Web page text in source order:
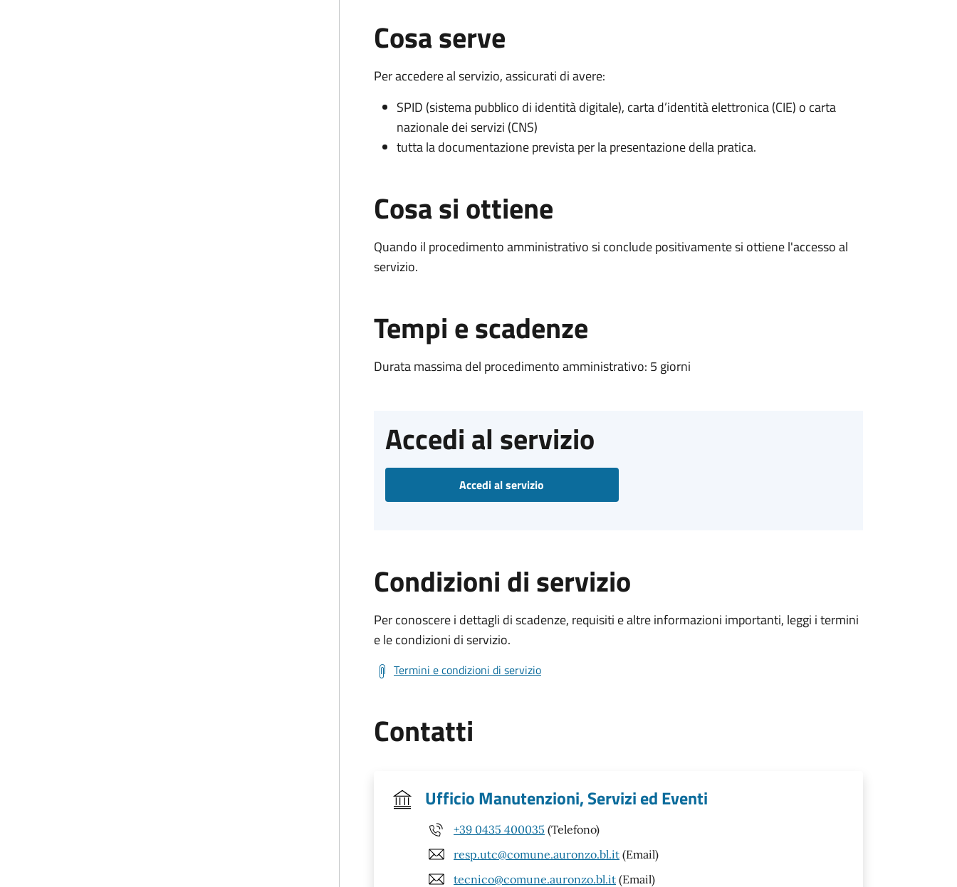
Cosa serve
Per accedere al servizio, assicurati di avere:
SPID (sistema pubblico di identità digitale), carta d’identità elettronica (CIE) o carta
nazionale dei servizi (CNS)
tutta la documentazione prevista per la presentazione della pratica.
Cosa si ottiene
Quando il procedimento amministrativo si conclude positivamente si ottiene l'accesso al
servizio.
Tempi e scadenze
Durata massima del procedimento amministrativo: 5 giorni
Accedi al servizio
Accedi al servizio
Condizioni di servizio
Per conoscere i dettagli di scadenze, requisiti e altre informazioni importanti, leggi i termini
e le condizioni di servizio.
Termini e condizioni di servizio
Contatti
Ufficio Manutenzioni, Servizi ed Eventi
+39 0435 400035 (Telefono)
resp.utc@comune.auronzo.bl.it (Email)
tecnico@comune.auronzo.bl.it (Email)